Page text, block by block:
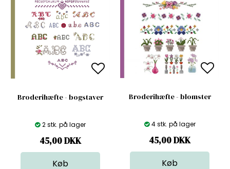
Broderihæfte - bogstaver
2 stk. på lager
45,00DKK
Broderihæfte - blomster
4 stk. på lager
45,00DKK